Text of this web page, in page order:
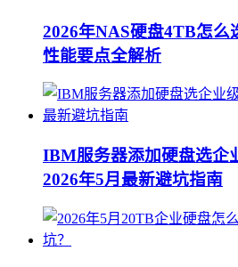
2026年NAS硬盘4TB怎么
性能要点全解析
IBM服务器添加硬盘选企
2026年5月最新避坑指南